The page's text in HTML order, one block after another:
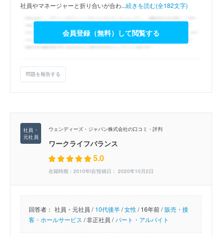
社員やマネージャーと折り合いが合わ...続きを読む(全182文字)
会員登録（無料）して閲覧する
問題を報告する
ウェンディーズ・ジャパン株式会社の口コミ・評判
ワークライフバランス
5.0
在籍時期：2010年頃/投稿日： 2020年10月2日
回答者： 社員・元社員 / 10代後半/女性/16年前 / 販売・接
客・ホールサービス /非正社員 / パート・アルバイト